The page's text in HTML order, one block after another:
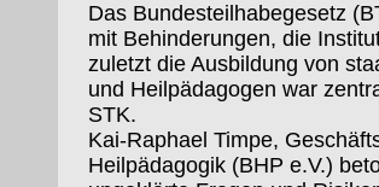
Das Bundesteilhabegesetz
mit Behinderungen, die
zuletzt die Ausbildung von
und Heilpädagogen war
STK.
Kai-Raphael Timpe,
Heilpädagogik (BHP e.V.)